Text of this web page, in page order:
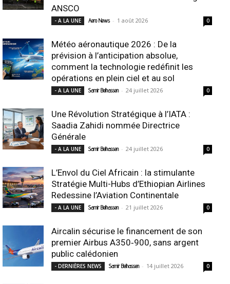
ANSCO
- A LA UNE Aero News - 1 août 2026 0
Météo aéronautique 2026 : De la
prévision à l’anticipation absolue,
comment la technologie redéfinit les
opérations en plein ciel et au sol
- A LA UNE Samir Belhassen - 24 juillet 2026 0
Une Révolution Stratégique à l’IATA :
Saadia Zahidi nommée Directrice
Générale
- A LA UNE Samir Belhassen - 24 juillet 2026 0
L’Envol du Ciel Africain : la stimulante
Stratégie Multi-Hubs d’Ethiopian Airlines
Redessine l’Aviation Continentale
- A LA UNE Samir Belhassen - 21 juillet 2026 0
Aircalin sécurise le financement de son
premier Airbus A350‑900, sans argent
public calédonien
- DERNIÈRES NEWS Samir Belhassen - 14 juillet 2026 0